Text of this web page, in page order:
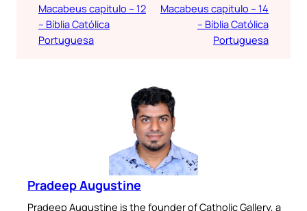
Macabeus capitulo – 12
– Bíblia Católica
Portuguesa
Macabeus capitulo – 14
– Bíblia Católica
Portuguesa
Pradeep Augustine
Pradeep Augustine is the founder of Catholic Gallery, a